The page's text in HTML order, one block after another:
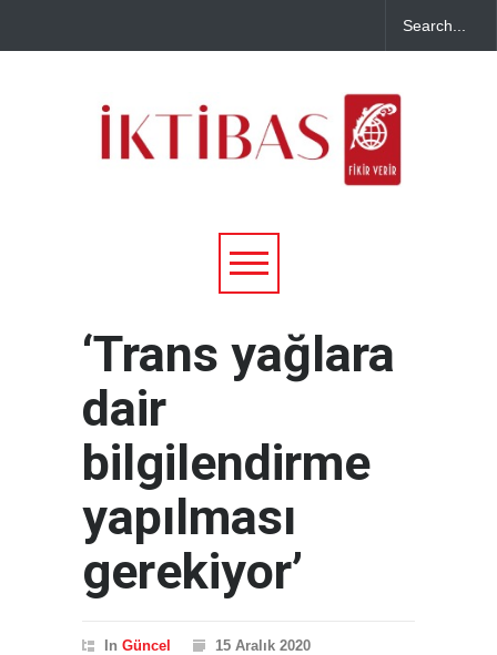
‘Trans yağlara
dair
bilgilendirme
yapılması
gerekiyor’
In Güncel
15 Aralık 2020